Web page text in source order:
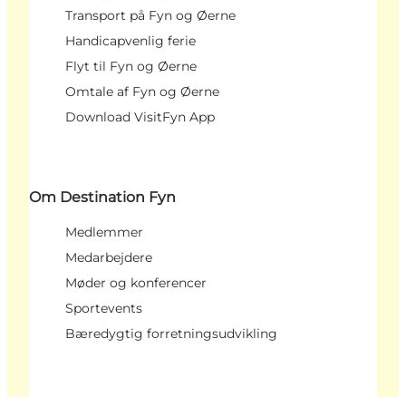
Transport på Fyn og Øerne
Handicapvenlig ferie
Flyt til Fyn og Øerne
Omtale af Fyn og Øerne
Download VisitFyn App
Om Destination Fyn
Medlemmer
Medarbejdere
Møder og konferencer
Sportevents
Bæredygtig forretningsudvikling